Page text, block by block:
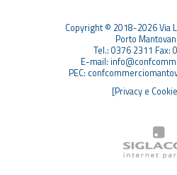
Copyright © 2018-2026 Via
Porto
Tel.: 0376 2311 Fax:
E-mail:
PEC:
[Privacy e